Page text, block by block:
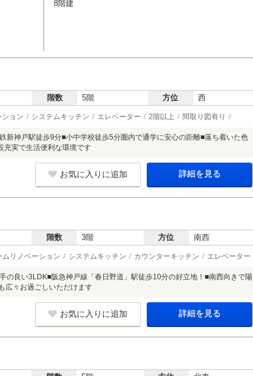
8階建
階数 5階 方位 西
ション システムキッチン エレベーター 2階以上 間取り図有り
新神戸駅徒歩9分■小中学校徒歩5分圏内で通学に安心の距離■落ち着いた色
充実で生活便利な環境です
お気に入りに追加 詳細を見る
階数 3階 方位 南西
ムリノベーション システムキッチン カウンターキッチン エレベーター
の良い3LDK■阪急神戸線「春日野道」駅徒歩10分の好立地！■南西向きで陽
広々お過ごしいただけます
お気に入りに追加 詳細を見る